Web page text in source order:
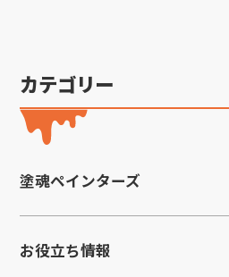
カテゴリー
塗魂ペインターズ
お役立ち情報